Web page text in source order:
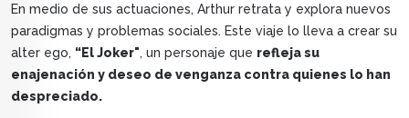
En medio de sus actuaciones, Arthur retrata y explora nuevos
paradigmas y problemas sociales. Este viaje lo lleva a crear su
alter ego, “El Joker", un personaje que refleja su
enajenación y deseo de venganza contra quienes lo han
despreciado.